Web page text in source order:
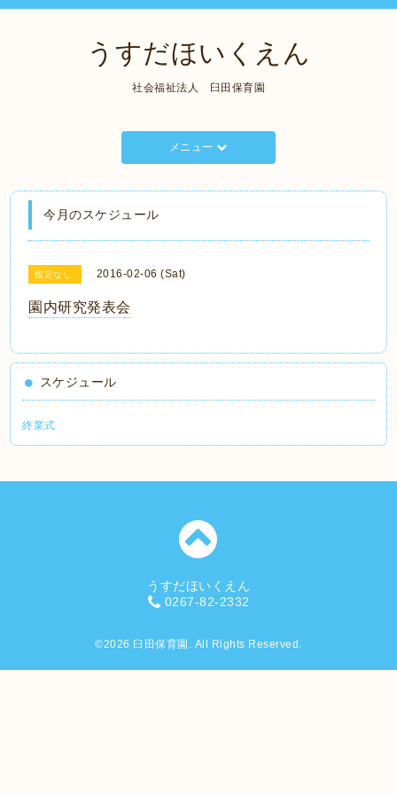
うすだほいくえん
社会福祉法人 臼田保育園
メニュー
今月のスケジュール
指定なし 2016-02-06 (Sat)
園内研究発表会
スケジュール
終業式
うすだほいくえん
0267-82-2332
©2026 臼田保育園 . All Rights Reserved.